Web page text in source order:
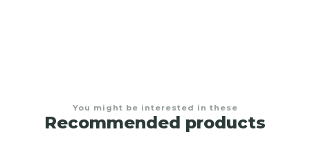
You might be interested in these
Recommended products